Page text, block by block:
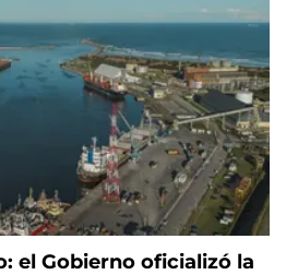
el Gobierno oficializó la